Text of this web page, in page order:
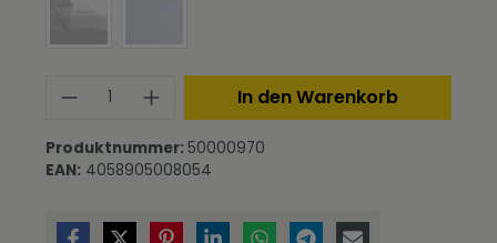
Produkt Anzahl: Gib den
In den Warenkorb
Produktnummer: 50000970
EAN: 4058905008054